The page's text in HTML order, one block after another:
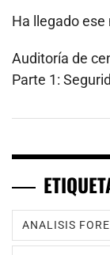
Ha llegado
Auditoría de
Parte 1:
ANALISIS